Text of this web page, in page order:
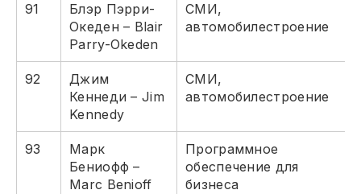
91
Блэр Пэрри-
Океден – Blair
Parry-Okeden
СМИ,
автомобилестроение
92
Джим
Кеннеди – Jim
Kennedy
СМИ,
автомобилестроение
93
Марк
Бениофф –
Marc Benioff
Программное
обеспечение для
бизнеса